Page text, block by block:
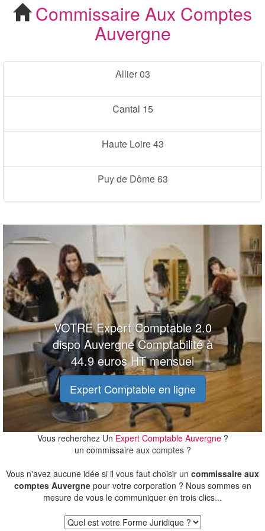
Cherchez votre
Commissaire Aux
Comptes Auvergne
Commissaire Aux Comptes
Auvergne
Allier 03
Cantal 15
Haute Loire 43
Puy de Dôme 63
VOTRE Expert Comptable 2.0
dispo Auvergne Comptabilité à
44.9 euros HT mensuel
Expert Comptable en ligne
Vous recherchez Un Expert Comptable Auvergne?
un commissaire aux comptes ?
Vous n'avez aucune idée si il vous faut choisir un commissaire aux
comptes Auvergnepour votre corporation ? Nous sommes en
mesure de vous le communiquer en trois clics...
Commissaire Aux Comptes Auvergne